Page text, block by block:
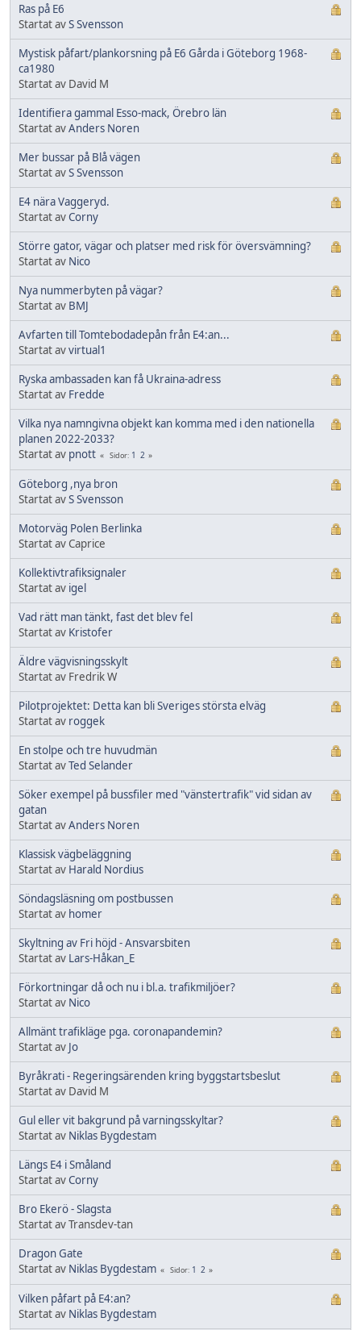
Ras på E6
Startat avS Svensson
Mystisk påfart/plankorsning på E6 Gårda i Göteborg 1968-
ca1980
Startat av David M
Identifiera gammal Esso-mack, Örebro län
Startat avAnders Noren
Mer bussar på Blå vägen
Startat avS Svensson
E4 nära Vaggeryd.
Startat avCorny
Större gator, vägar och platser med risk för översvämning?
Startat av Nico
Nya nummerbyten på vägar?
Startat av BMJ
Avfarten till Tomtebodadepån från E4:an...
Startat avvirtual1
Ryska ambassaden kan få Ukraina-adress
Startat av Fredde
Vilka nya namngivna objekt kan komma med i den nationella
planen 2022-2033?
Startat av pnott Sidor 1 2
Göteborg ,nya bron
Startat avS Svensson
Motorväg Polen Berlinka
Startat av Caprice
Kollektivtrafiksignaler
Startat av igel
Vad rätt man tänkt, fast det blev fel
Startat av Kristofer
Äldre vägvisningsskylt
Startat av Fredrik W
Pilotprojektet: Detta kan bli Sveriges största elväg
Startat av roggek
En stolpe och tre huvudmän
Startat avTed Selander
Söker exempel på bussfiler med "vänstertrafik" vid sidan av
gatan
Startat avAnders Noren
Klassisk vägbeläggning
Startat av Harald Nordius
Söndagsläsning om postbussen
Startat av homer
Skyltning av Fri höjd - Ansvarsbiten
Startat av Lars-Håkan_E
Förkortningar då och nu i bl.a. trafikmiljöer?
Startat av Nico
Allmänt trafikläge pga. coronapandemin?
Startat av Jo
Byråkrati - Regeringsärenden kring byggstartsbeslut
Startat av David M
Gul eller vit bakgrund på varningsskyltar?
Startat av Niklas Bygdestam
Längs E4 i Småland
Startat avCorny
Bro Ekerö - Slagsta
Startat av Transdev-tan
Dragon Gate
Startat av Niklas Bygdestam Sidor 1 2
Vilken påfart på E4:an?
Startat av Niklas Bygdestam